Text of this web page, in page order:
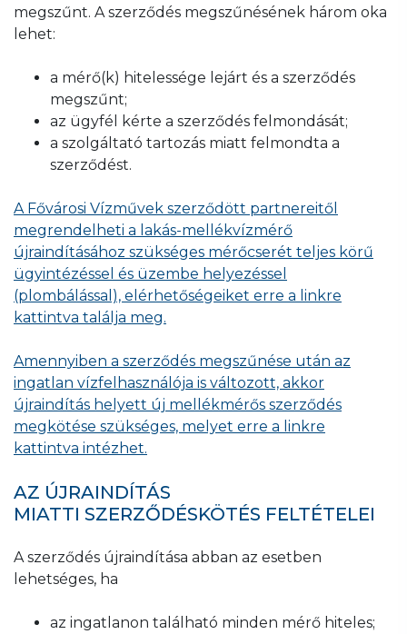
megszűnt. A szerződés megszűnésének három oka
lehet:
a mérő(k) hitelessége lejárt és a szerződés
megszűnt;
az ügyfél kérte a szerződés felmondását;
a szolgáltató tartozás miatt felmondta a
szerződést.
A Fővárosi Vízművek szerződött partnereitől
megrendelheti a lakás-mellékvízmérő
újraindításához szükséges mérőcserét teljes körű
ügyintézéssel és üzembe helyezéssel
(plombálással), elérhetőségeiket erre a linkre
kattintva találja meg.
Amennyiben a szerződés megszűnése után az
ingatlan vízfelhasználója is változott, akkor
újraindítás helyett új mellékmérős szerződés
megkötése szükséges, melyet erre a linkre
kattintva intézhet.
AZ ÚJRAINDÍTÁS
MIATTI SZERZŐDÉSKÖTÉS FELTÉTELEI
A szerződés újraindítása abban az esetben
lehetséges, ha
az ingatlanon található minden mérő hiteles;